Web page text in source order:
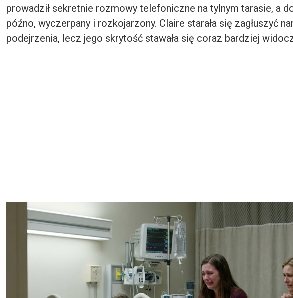
prowadził sekretnie rozmowy telefoniczne na tylnym tarasie, a
późno, wyczerpany i rozkojarzony. Claire starała się zagłuszyć
podejrzenia, lecz jego skrytość stawała się coraz bardziej